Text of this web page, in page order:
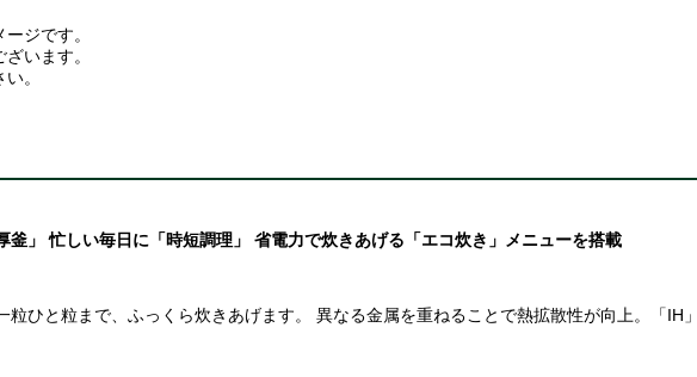
ジです。
います。
。
釜」 忙しい毎日に「時短調理」 省電力で炊きあげる「エコ炊き」メニューを搭載
ひと粒まで、ふっくら炊きあげます。 異なる金属を重ねることで熱拡散性が向上。「IH